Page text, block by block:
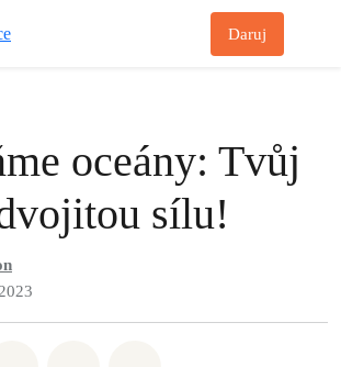
Daruj
oceány: Tvůj
sílu!